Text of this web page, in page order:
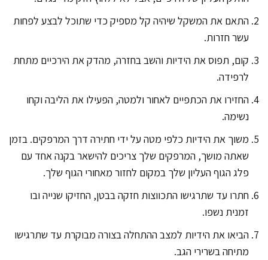
התאם את המשקל שיהיה קל מספיק כדי שתוכל לבצע לפחות
עשר חזרות.
קום, תפוס את הידיות והשב בחזרה, מהדק את הירכיים מתחת
לרפידה.
החזירו את הכתפיים לאחור ולמטה, הפעילו את הליבה וקחו
נשימה.
משוך את הידיות כלפי מטה על ידי חתירה דרך המרפקים. בזמן
שאתה מושך, המרפקים שלך צריכים להישאר בקנה אחד עם
פלג הגוף העליון שלך במקום לחזור מאחורי הגוף שלך.
חתרו עד שתרגישו התכווצות חזקה בבטן, החזיקו שנייה ובו
זמנית נשפו.
הביאו את הידיות למצב ההתחלה בצורה מבוקרת עד שתרגישו
מתיחה בשרירי הגב.